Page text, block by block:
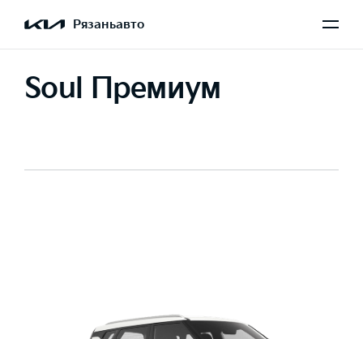
Рязаньавто
Soul Премиум